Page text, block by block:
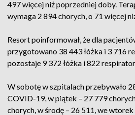
497 więcej niż poprzedniej doby.
wymaga 2 894 chorych, o 71 więcej
Resort poinformował, że dla
przygotowano 38 443 łóżka i 3 716
pozostaje 9 372 łóżka i 822
W sobotę w szpitalach przebywało
COVID-19, w piątek – 27 779
chorych, w środę – 26 511, we wtorek